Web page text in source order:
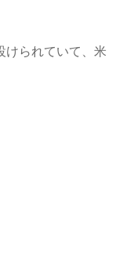
けられていて、米